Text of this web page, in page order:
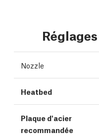
Nozzle
Heatbed
Plaque d'acier
recommandée